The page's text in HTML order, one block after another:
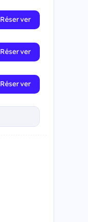
Réserver
Réserver
Réserver